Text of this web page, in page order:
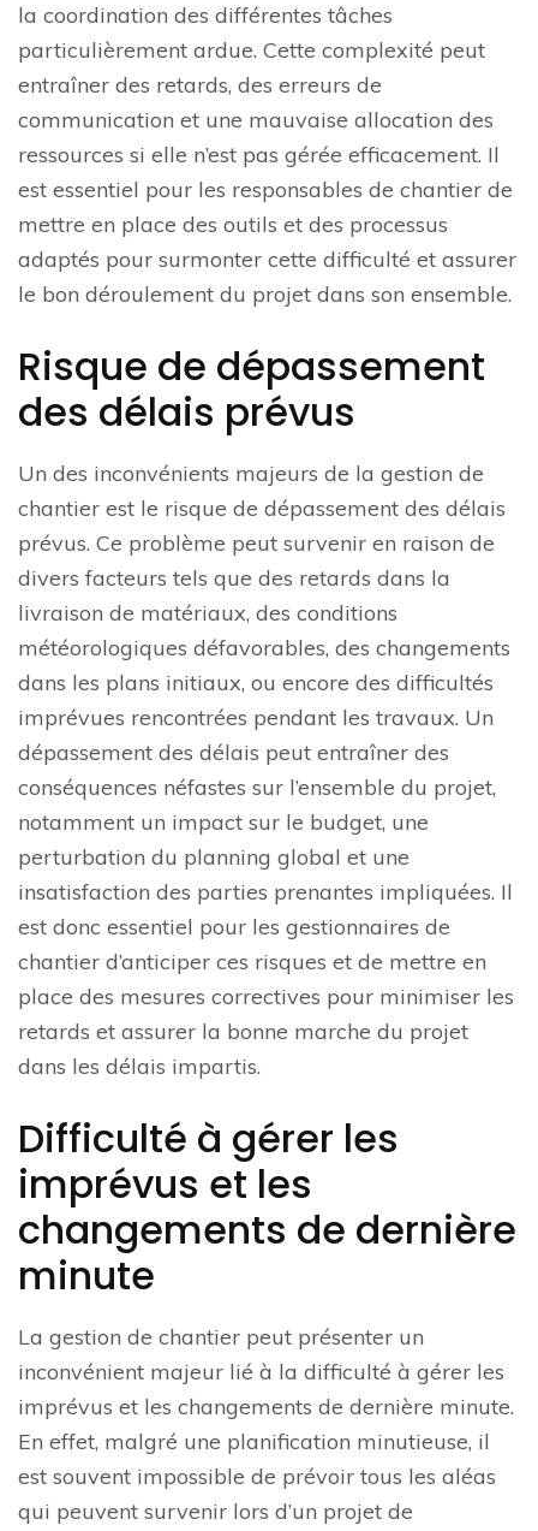
la coordination des différentes tâches
particulièrement ardue. Cette complexité peut
entraîner des retards, des erreurs de
communication et une mauvaise allocation des
ressources si elle n’est pas gérée efficacement. Il
est essentiel pour les responsables de chantier de
mettre en place des outils et des processus
adaptés pour surmonter cette difficulté et assurer
le bon déroulement du projet dans son ensemble.
Risque de dépassement
des délais prévus
Un des inconvénients majeurs de la gestion de
chantier est le risque de dépassement des délais
prévus. Ce problème peut survenir en raison de
divers facteurs tels que des retards dans la
livraison de matériaux, des conditions
météorologiques défavorables, des changements
dans les plans initiaux, ou encore des difficultés
imprévues rencontrées pendant les travaux. Un
dépassement des délais peut entraîner des
conséquences néfastes sur l’ensemble du projet,
notamment un impact sur le budget, une
perturbation du planning global et une
insatisfaction des parties prenantes impliquées. Il
est donc essentiel pour les gestionnaires de
chantier d’anticiper ces risques et de mettre en
place des mesures correctives pour minimiser les
retards et assurer la bonne marche du projet
dans les délais impartis.
Difficulté à gérer les
imprévus et les
changements de dernière
minute
La gestion de chantier peut présenter un
inconvénient majeur lié à la difficulté à gérer les
imprévus et les changements de dernière minute.
En effet, malgré une planification minutieuse, il
est souvent impossible de prévoir tous les aléas
qui peuvent survenir lors d’un projet de